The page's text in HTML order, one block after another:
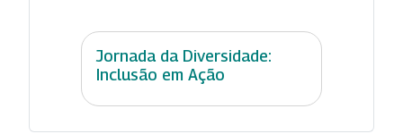
Jornada da Diversidade:
Inclusão em Ação